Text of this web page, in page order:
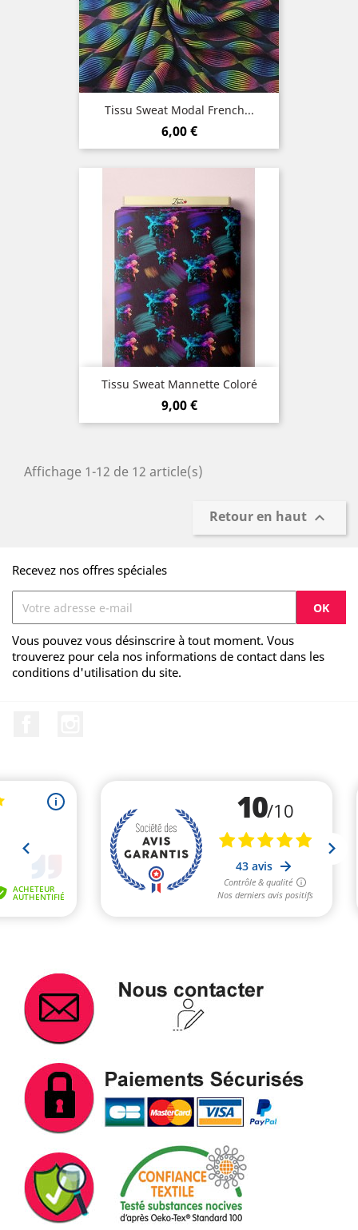
Tissu Sweat Modal French...
Prix
6,00 €
Tissu Sweat Mannette Coloré
Prix
9,00 €
Affichage 1-12 de 12 article(s)
Retour en haut 
Recevez nos offres spéciales
Vous pouvez vous désinscrire à tout moment. Vous
trouverez pour cela nos informations de contact dans les
conditions d'utilisation du site.